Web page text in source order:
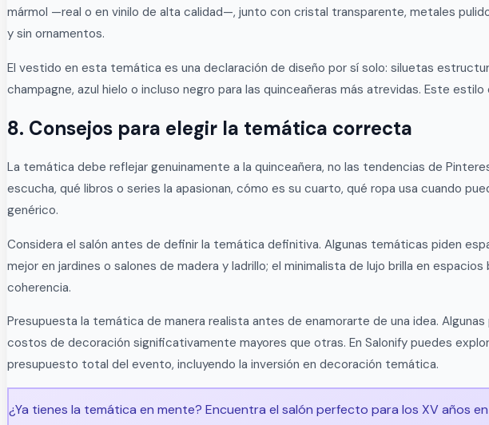
mármol —real o en vinilo de alta calidad—, junto con cristal transparente, metales
y sin ornamentos.
El vestido en esta temática es una declaración de diseño por sí solo: siluetas
champagne, azul hielo o incluso negro para las quinceañeras más atrevidas. Este
8. Consejos para elegir la temática correcta
La temática debe reflejar genuinamente a la quinceañera, no las tendencias de
escucha, qué libros o series la apasionan, cómo es su cuarto, qué ropa usa cuando
genérico.
Considera el salón antes de definir la temática definitiva. Algunas temáticas piden
mejor en jardines o salones de madera y ladrillo; el minimalista de lujo brilla en
coherencia.
Presupuesta la temática de manera realista antes de enamorarte de una idea.
costos de decoración significativamente mayores que otras. En Salonify puedes
presupuesto total del evento, incluyendo la inversión en decoración temática.
¿Ya tienes la temática en mente? Encuentra el salón perfecto para los XV años